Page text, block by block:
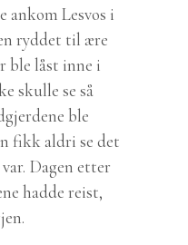
ankom Lesvos i
ryddet til ære
ble låst inne i
skulle se så
ble
fikk aldri se det
Dagen etter
hadde reist,